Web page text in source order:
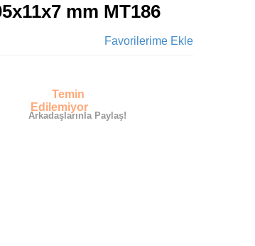
mm MT186
Favorilerime Ekle
Temin
Edilemiyor
Arkadaşlarınla Paylaş!